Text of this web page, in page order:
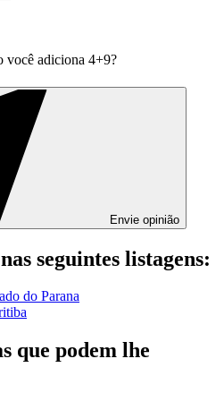
você adiciona 4+9?
Envie opinião
seguintes listagens:
do Parana
que podem lhe